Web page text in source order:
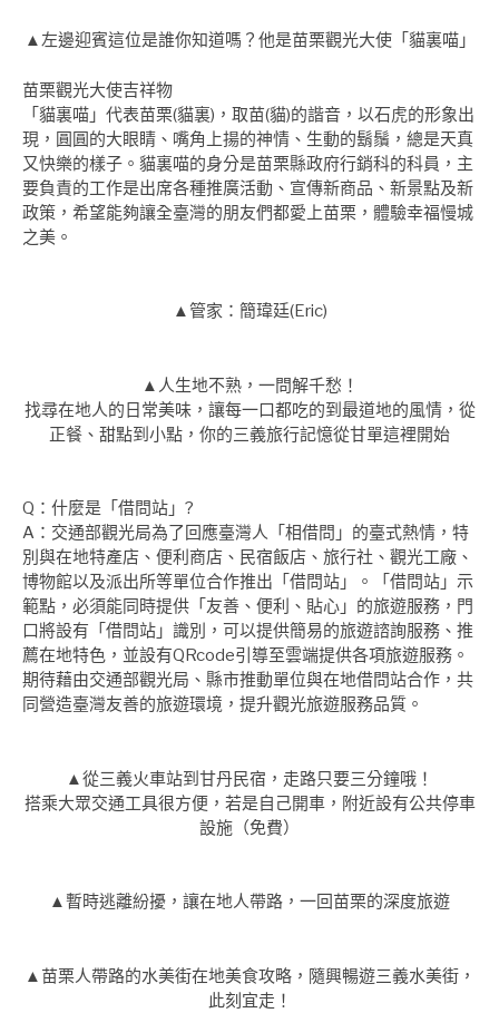
▲左邊迎賓這位是誰你知道嗎？他是苗栗觀光大使「貓裏喵」
苗栗觀光大使吉祥物
「貓裏喵」代表苗栗(貓裏)，取苗(貓)的諧音，以石虎的形象出
現，圓圓的大眼睛、嘴角上揚的神情、生動的鬍鬚，總是天真
又快樂的樣子。貓裏喵的身分是苗栗縣政府行銷科的科員，主
要負責的工作是出席各種推廣活動、宣傳新商品、新景點及新
政策，希望能夠讓全臺灣的朋友們都愛上苗栗，體驗幸福慢城
之美。
▲管家：簡瑋廷(Eric)
▲人生地不熟，一問解千愁！
找尋在地人的日常美味，讓每一口都吃的到最道地的風情，從
正餐、甜點到小點，你的三義旅行記憶從甘單這裡開始
Q：什麼是「借問站」?
A：交通部觀光局為了回應臺灣人「相借問」的臺式熱情，特
別與在地特產店、便利商店、民宿飯店、旅行社、觀光工廠、
博物館以及派出所等單位合作推出「借問站」。「借問站」示
範點，必須能同時提供「友善、便利、貼心」的旅遊服務，門
口將設有「借問站」識別，可以提供簡易的旅遊諮詢服務、推
薦在地特色，並設有QRcode引導至雲端提供各項旅遊服務。
期待藉由交通部觀光局、縣市推動單位與在地借問站合作，共
同營造臺灣友善的旅遊環境，提升觀光旅遊服務品質。
▲從三義火車站到甘丹民宿，走路只要三分鐘哦！
搭乘大眾交通工具很方便，若是自己開車，附近設有公共停車
設施（免費）
▲暫時逃離紛擾，讓在地人帶路，一回苗栗的深度旅遊
▲苗栗人帶路的水美街在地美食攻略，隨興暢遊三義水美街，
此刻宜走！